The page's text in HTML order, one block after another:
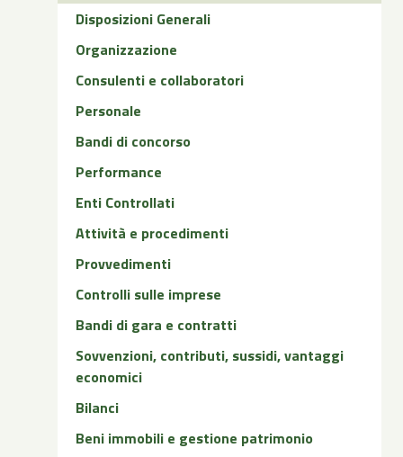
Disposizioni Generali
Organizzazione
Consulenti e collaboratori
Personale
Bandi di concorso
Performance
Enti Controllati
Attività e procedimenti
Provvedimenti
Controlli sulle imprese
Bandi di gara e contratti
Sovvenzioni, contributi, sussidi, vantaggi
economici
Bilanci
Beni immobili e gestione patrimonio